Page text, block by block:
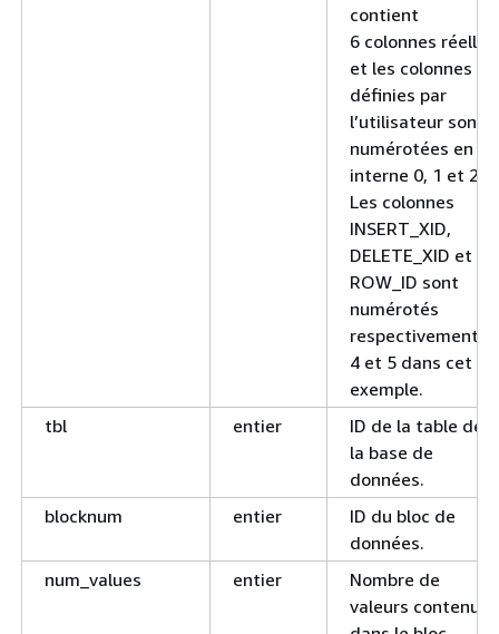
contient
6 colonnes réelles
et les colonnes
définies par
l’utilisateur sont
numérotées en
interne 0, 1 et 2.
Les colonnes
INSERT_XID,
DELETE_XID et
ROW_ID sont
numérotés
respectivement 3,
4 et 5 dans cet
exemple.
tbl
entier
ID de la table de
la base de
données.
blocknum
entier
ID du bloc de
données.
num_values
entier
Nombre de
valeurs contenues